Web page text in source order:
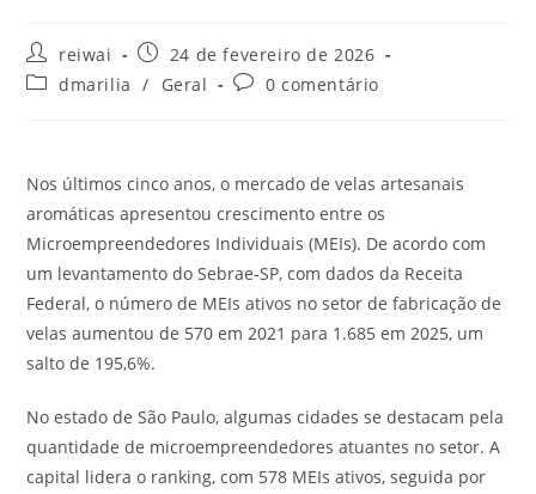
Autor
do
post:
reiwai
Post
publicado:
24 de fevereiro de 2026
Categoria
dmarilia / Geral
Comentários
0 comentário
Nos últimos cinco anos, o mercado de velas artesanais
aromáticas apresentou crescimento entre os
Microempreendedores Individuais (MEIs). De acordo com
um levantamento do Sebrae-SP, com dados da Receita
Federal, o número de MEIs ativos no setor de fabricação de
velas aumentou de 570 em 2021 para 1.685 em 2025, um
salto de 195,6%.
No estado de São Paulo, algumas cidades se destacam pela
quantidade de microempreendedores atuantes no setor. A
capital lidera o ranking, com 578 MEIs ativos, seguida por